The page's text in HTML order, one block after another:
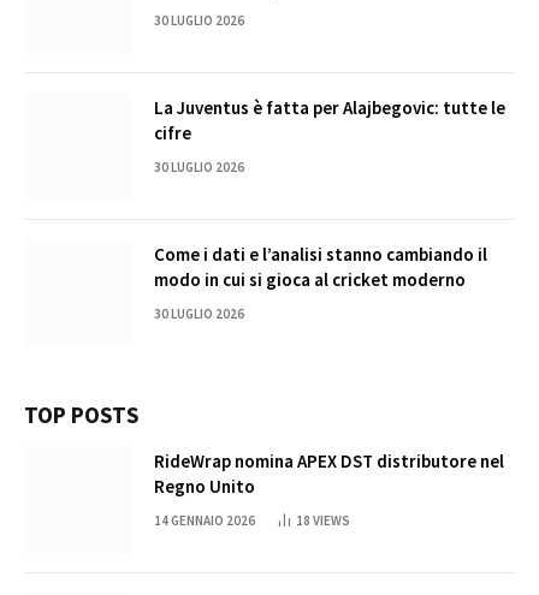
30 LUGLIO 2026
La Juventus è fatta per Alajbegovic: tutte le
cifre
30 LUGLIO 2026
Come i dati e l’analisi stanno cambiando il
modo in cui si gioca al cricket moderno
30 LUGLIO 2026
TOP POSTS
RideWrap nomina APEX DST distributore nel
Regno Unito
14 GENNAIO 2026 18 VIEWS